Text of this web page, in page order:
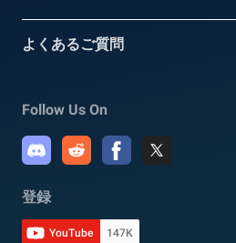
よくあるご質問
Follow Us On
登録
YouTube 147K